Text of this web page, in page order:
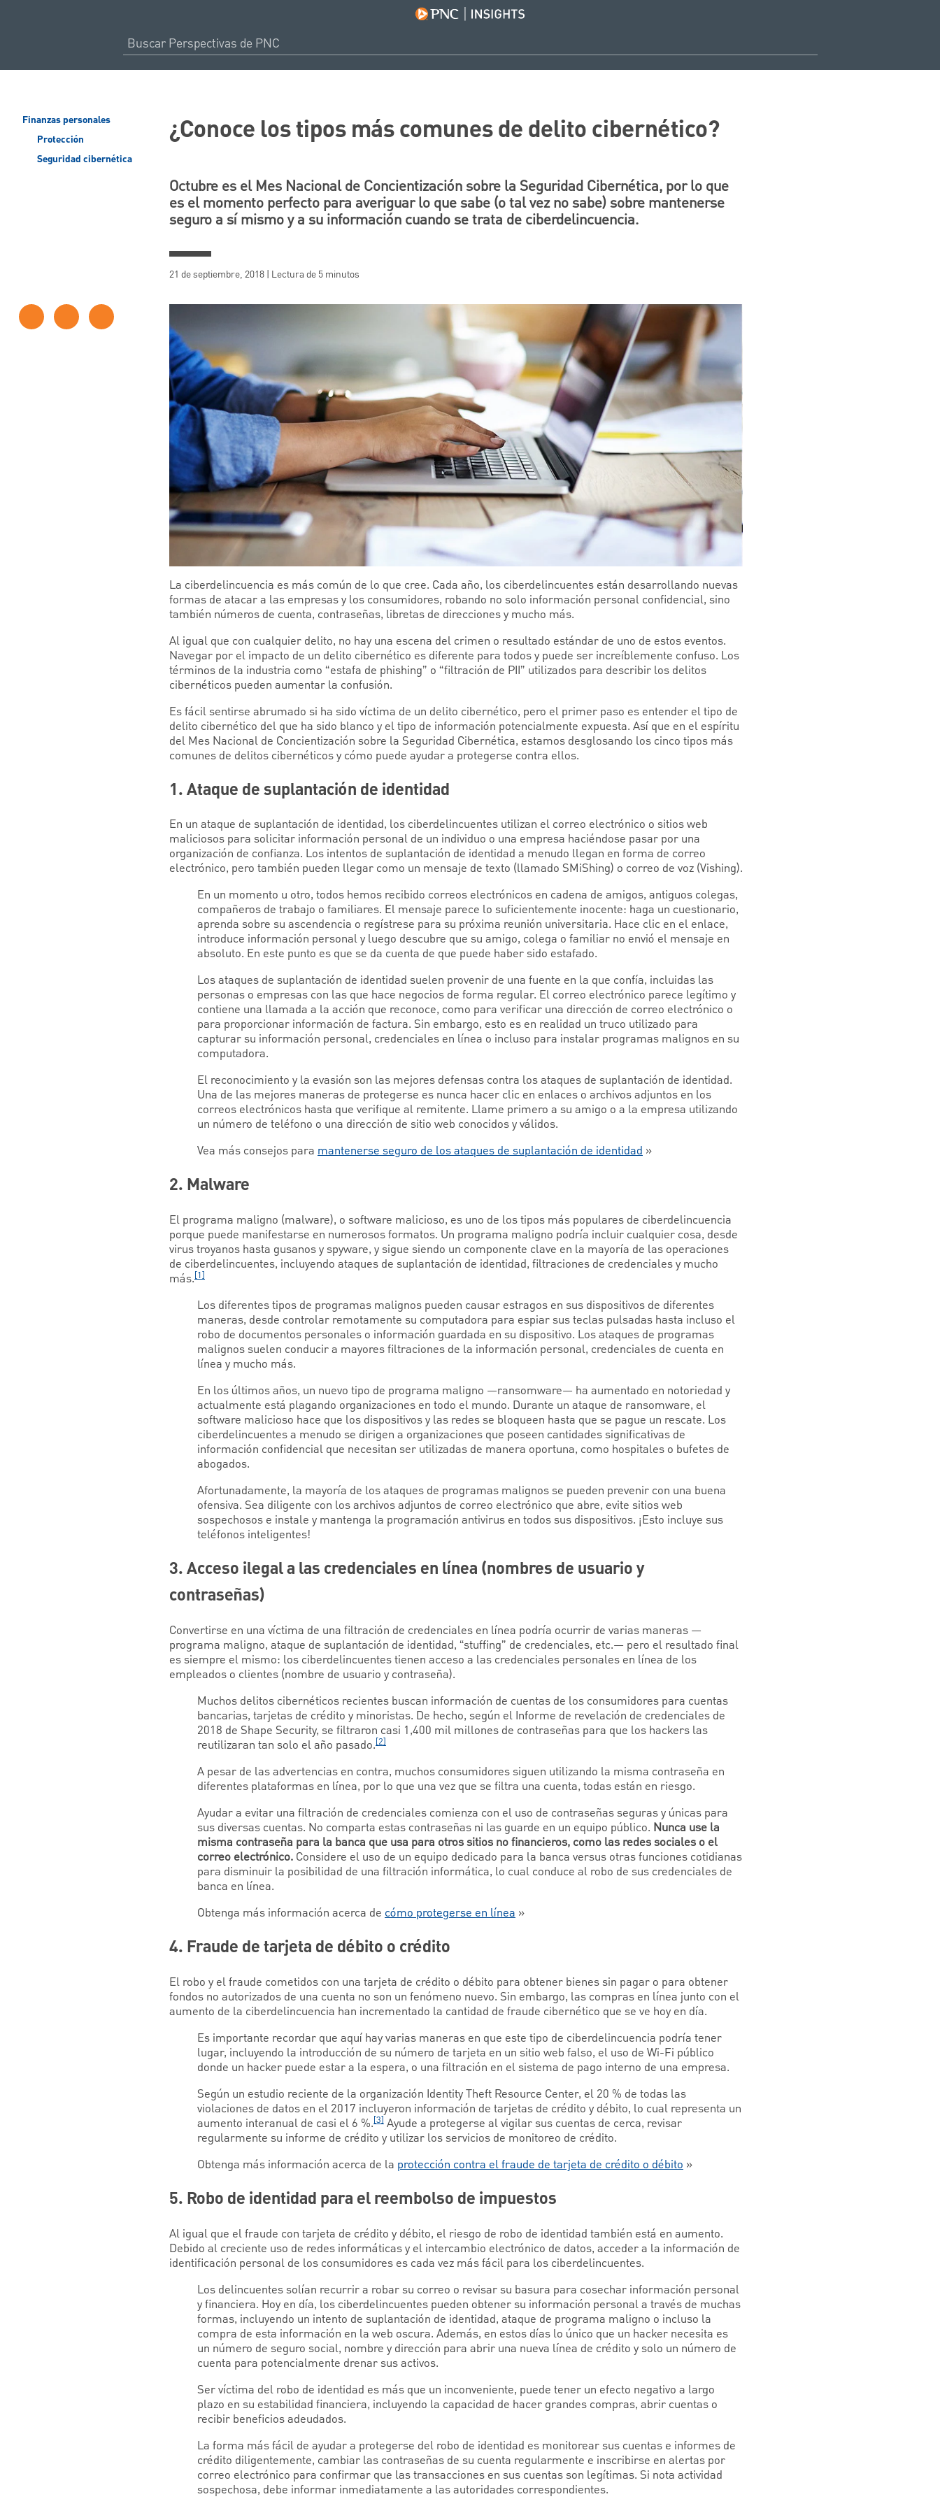
Finanzas personales
Protección
Seguridad cibernética
¿Conoce los tipos más comunes de delito cibernético?
Octubre es el Mes Nacional de Concientización sobre la Seguridad Cibernética, por lo que
es el momento perfecto para averiguar lo que sabe (o tal vez no sabe) sobre mantenerse
seguro a sí mismo y a su información cuando se trata de ciberdelincuencia.
21 de septiembre, 2018 | Lectura de 5 minutos
La ciberdelincuencia es más común de lo que cree. Cada año, los ciberdelincuentes están desarrollando nuevas
formas de atacar a las empresas y los consumidores, robando no solo información personal confidencial, sino
también números de cuenta, contraseñas, libretas de direcciones y mucho más.
Al igual que con cualquier delito, no hay una escena del crimen o resultado estándar de uno de estos eventos.
Navegar por el impacto de un delito cibernético es diferente para todos y puede ser increíblemente confuso. Los
términos de la industria como “estafa de phishing” o “filtración de PII” utilizados para describir los delitos
cibernéticos pueden aumentar la confusión.
Es fácil sentirse abrumado si ha sido víctima de un delito cibernético, pero el primer paso es entender el tipo de
delito cibernético del que ha sido blanco y el tipo de información potencialmente expuesta. Así que en el espíritu
del Mes Nacional de Concientización sobre la Seguridad Cibernética, estamos desglosando los cinco tipos más
comunes de delitos cibernéticos y cómo puede ayudar a protegerse contra ellos.
1. Ataque de suplantación de identidad
En un ataque de suplantación de identidad, los ciberdelincuentes utilizan el correo electrónico o sitios web
maliciosos para solicitar información personal de un individuo o una empresa haciéndose pasar por una
organización de confianza. Los intentos de suplantación de identidad a menudo llegan en forma de correo
electrónico, pero también pueden llegar como un mensaje de texto (llamado SMiShing) o correo de voz (Vishing).
En un momento u otro, todos hemos recibido correos electrónicos en cadena de amigos, antiguos colegas,
compañeros de trabajo o familiares. El mensaje parece lo suficientemente inocente: haga un cuestionario,
aprenda sobre su ascendencia o regístrese para su próxima reunión universitaria. Hace clic en el enlace,
introduce información personal y luego descubre que su amigo, colega o familiar no envió el mensaje en
absoluto. En este punto es que se da cuenta de que puede haber sido estafado.
Los ataques de suplantación de identidad suelen provenir de una fuente en la que confía, incluidas las
personas o empresas con las que hace negocios de forma regular. El correo electrónico parece legítimo y
contiene una llamada a la acción que reconoce, como para verificar una dirección de correo electrónico o
para proporcionar información de factura. Sin embargo, esto es en realidad un truco utilizado para
capturar su información personal, credenciales en línea o incluso para instalar programas malignos en su
computadora.
El reconocimiento y la evasión son las mejores defensas contra los ataques de suplantación de identidad.
Una de las mejores maneras de protegerse es nunca hacer clic en enlaces o archivos adjuntos en los
correos electrónicos hasta que verifique al remitente. Llame primero a su amigo o a la empresa utilizando
un número de teléfono o una dirección de sitio web conocidos y válidos.
Vea más consejos para mantenerse seguro de los ataques de suplantación de identidad »
2. Malware
El programa maligno (malware), o software malicioso, es uno de los tipos más populares de ciberdelincuencia
porque puede manifestarse en numerosos formatos. Un programa maligno podría incluir cualquier cosa, desde
virus troyanos hasta gusanos y spyware, y sigue siendo un componente clave en la mayoría de las operaciones
de ciberdelincuentes, incluyendo ataques de suplantación de identidad, filtraciones de credenciales y mucho
más.[1]
Los diferentes tipos de programas malignos pueden causar estragos en sus dispositivos de diferentes
maneras, desde controlar remotamente su computadora para espiar sus teclas pulsadas hasta incluso el
robo de documentos personales o información guardada en su dispositivo. Los ataques de programas
malignos suelen conducir a mayores filtraciones de la información personal, credenciales de cuenta en
línea y mucho más.
En los últimos años, un nuevo tipo de programa maligno —ransomware— ha aumentado en notoriedad y
actualmente está plagando organizaciones en todo el mundo. Durante un ataque de ransomware, el
software malicioso hace que los dispositivos y las redes se bloqueen hasta que se pague un rescate. Los
ciberdelincuentes a menudo se dirigen a organizaciones que poseen cantidades significativas de
información confidencial que necesitan ser utilizadas de manera oportuna, como hospitales o bufetes de
abogados.
Afortunadamente, la mayoría de los ataques de programas malignos se pueden prevenir con una buena
ofensiva. Sea diligente con los archivos adjuntos de correo electrónico que abre, evite sitios web
sospechosos e instale y mantenga la programación antivirus en todos sus dispositivos. ¡Esto incluye sus
teléfonos inteligentes!
3. Acceso ilegal a las credenciales en línea (nombres de usuario y
contraseñas)
Convertirse en una víctima de una filtración de credenciales en línea podría ocurrir de varias maneras —
programa maligno, ataque de suplantación de identidad, “stuffing” de credenciales, etc.— pero el resultado final
es siempre el mismo: los ciberdelincuentes tienen acceso a las credenciales personales en línea de los
empleados o clientes (nombre de usuario y contraseña).
Muchos delitos cibernéticos recientes buscan información de cuentas de los consumidores para cuentas
bancarias, tarjetas de crédito y minoristas. De hecho, según el Informe de revelación de credenciales de
2018 de Shape Security, se filtraron casi 1,400 mil millones de contraseñas para que los hackers las
reutilizaran tan solo el año pasado.[2]
A pesar de las advertencias en contra, muchos consumidores siguen utilizando la misma contraseña en
diferentes plataformas en línea, por lo que una vez que se filtra una cuenta, todas están en riesgo.
Ayudar a evitar una filtración de credenciales comienza con el uso de contraseñas seguras y únicas para
sus diversas cuentas. No comparta estas contraseñas ni las guarde en un equipo público. Nunca use la
misma contraseña para la banca que usa para otros sitios no financieros, como las redes sociales o el
correo electrónico. Considere el uso de un equipo dedicado para la banca versus otras funciones cotidianas
para disminuir la posibilidad de una filtración informática, lo cual conduce al robo de sus credenciales de
banca en línea.
Obtenga más información acerca de cómo protegerse en línea »
4. Fraude de tarjeta de débito o crédito
El robo y el fraude cometidos con una tarjeta de crédito o débito para obtener bienes sin pagar o para obtener
fondos no autorizados de una cuenta no son un fenómeno nuevo. Sin embargo, las compras en línea junto con el
aumento de la ciberdelincuencia han incrementado la cantidad de fraude cibernético que se ve hoy en día.
Es importante recordar que aquí hay varias maneras en que este tipo de ciberdelincuencia podría tener
lugar, incluyendo la introducción de su número de tarjeta en un sitio web falso, el uso de Wi-Fi público
donde un hacker puede estar a la espera, o una filtración en el sistema de pago interno de una empresa.
Según un estudio reciente de la organización Identity Theft Resource Center, el 20 % de todas las
violaciones de datos en el 2017 incluyeron información de tarjetas de crédito y débito, lo cual representa un
aumento interanual de casi el 6 %.[3] Ayude a protegerse al vigilar sus cuentas de cerca, revisar
regularmente su informe de crédito y utilizar los servicios de monitoreo de crédito.
Obtenga más información acerca de la protección contra el fraude de tarjeta de crédito o débito »
5. Robo de identidad para el reembolso de impuestos
Al igual que el fraude con tarjeta de crédito y débito, el riesgo de robo de identidad también está en aumento.
Debido al creciente uso de redes informáticas y el intercambio electrónico de datos, acceder a la información de
identificación personal de los consumidores es cada vez más fácil para los ciberdelincuentes.
Los delincuentes solían recurrir a robar su correo o revisar su basura para cosechar información personal
y financiera. Hoy en día, los ciberdelincuentes pueden obtener su información personal a través de muchas
formas, incluyendo un intento de suplantación de identidad, ataque de programa maligno o incluso la
compra de esta información en la web oscura. Además, en estos días lo único que un hacker necesita es
un número de seguro social, nombre y dirección para abrir una nueva línea de crédito y solo un número de
cuenta para potencialmente drenar sus activos.
Ser víctima del robo de identidad es más que un inconveniente, puede tener un efecto negativo a largo
plazo en su estabilidad financiera, incluyendo la capacidad de hacer grandes compras, abrir cuentas o
recibir beneficios adeudados.
La forma más fácil de ayudar a protegerse del robo de identidad es monitorear sus cuentas e informes de
crédito diligentemente, cambiar las contraseñas de su cuenta regularmente e inscribirse en alertas por
correo electrónico para confirmar que las transacciones en sus cuentas son legítimas. Si nota actividad
sospechosa, debe informar inmediatamente a las autoridades correspondientes.